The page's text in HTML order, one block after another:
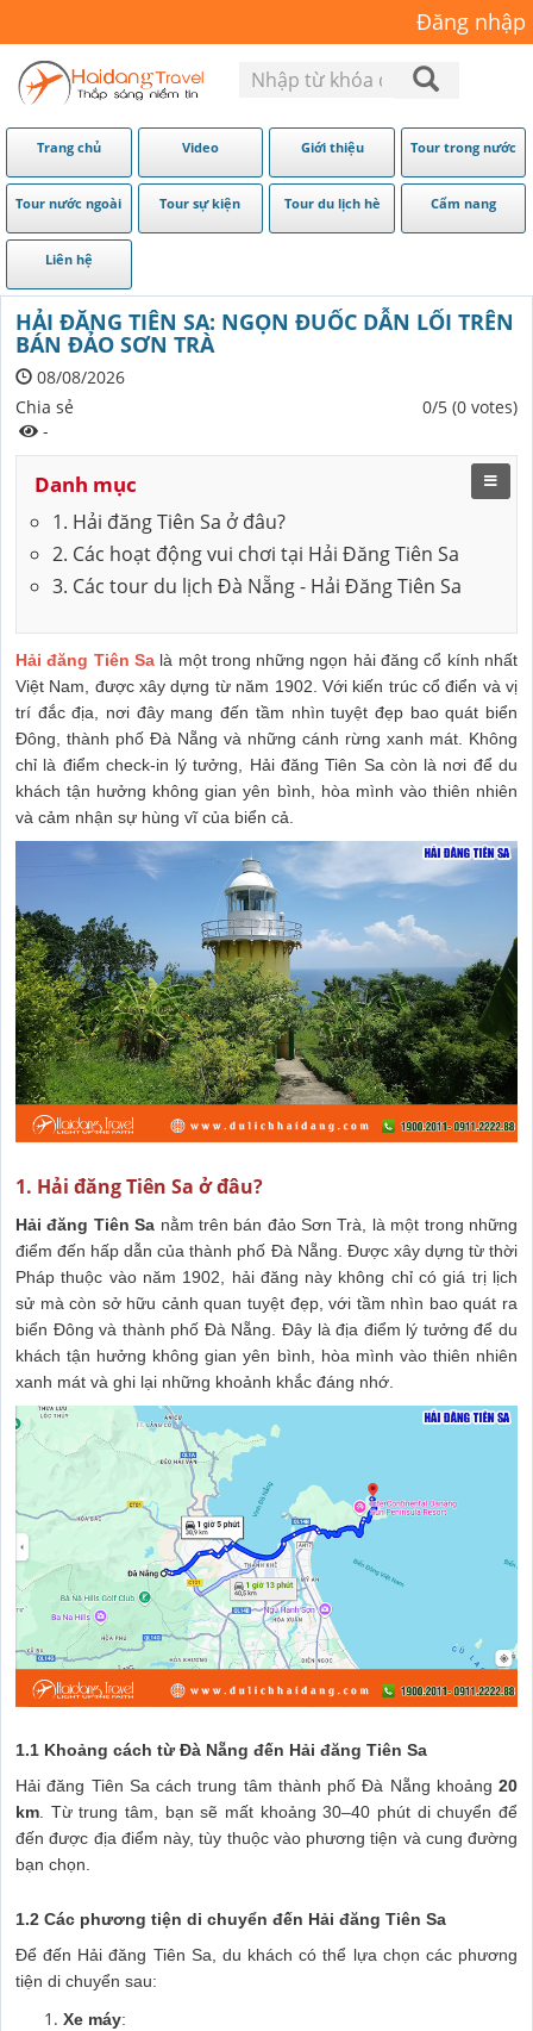
Đăng nhập
Trang chủ Video Giới thiệu Tour trong nước
Tour nước ngoài Tour sự kiện Tour du lịch hè Cẩm nang
Liên hệ
HẢI ĐĂNG TIÊN SA: NGỌN ĐUỐC DẪN LỐI TRÊN
BÁN ĐẢO SƠN TRÀ
08/08/2026
0/5 (0 votes)
Chia sẻ
-
Danh mục
1. Hải đăng Tiên Sa ở đâu?
2. Các hoạt động vui chơi tại Hải Đăng Tiên Sa
3. Các tour du lịch Đà Nẵng - Hải Đăng Tiên Sa
Hải đăng Tiên Salà một trong những ngọn hải đăng cổ kính nhất
Việt Nam, được xây dựng từ năm 1902. Với kiến trúc cổ điển và vị
trí đắc địa, nơi đây mang đến tầm nhìn tuyệt đẹp bao quát biển
Đông, thành phố Đà Nẵng và những cánh rừng xanh mát. Không
chỉ là điểm check-in lý tưởng, Hải đăng Tiên Sa còn là nơi để du
khách tận hưởng không gian yên bình, hòa mình vào thiên nhiên
và cảm nhận sự hùng vĩ của biển cả.
1. Hải đăng Tiên Sa ở đâu?
Hải đăng Tiên Sa nằm trên bán đảo Sơn Trà, là một trong những
điểm đến hấp dẫn của thành phố Đà Nẵng. Được xây dựng từ thời
Pháp thuộc vào năm 1902, hải đăng này không chỉ có giá trị lịch
sử mà còn sở hữu cảnh quan tuyệt đẹp, với tầm nhìn bao quát ra
biển Đông và thành phố Đà Nẵng. Đây là địa điểm lý tưởng để du
khách tận hưởng không gian yên bình, hòa mình vào thiên nhiên
xanh mát và ghi lại những khoảnh khắc đáng nhớ.
1.1 Khoảng cách từ Đà Nẵng đến Hải đăng Tiên Sa
Hải đăng Tiên Sa cách trung tâm thành phố Đà Nẵng khoảng 20
km . Từ trung tâm, bạn sẽ mất khoảng 30–40 phút di chuyển để
đến được địa điểm này, tùy thuộc vào phương tiện và cung đường
bạn chọn.
1.2 Các phương tiện di chuyển đến Hải đăng Tiên Sa
Để đến Hải đăng Tiên Sa, du khách có thể lựa chọn các phương
tiện di chuyển sau:
Xe máy: